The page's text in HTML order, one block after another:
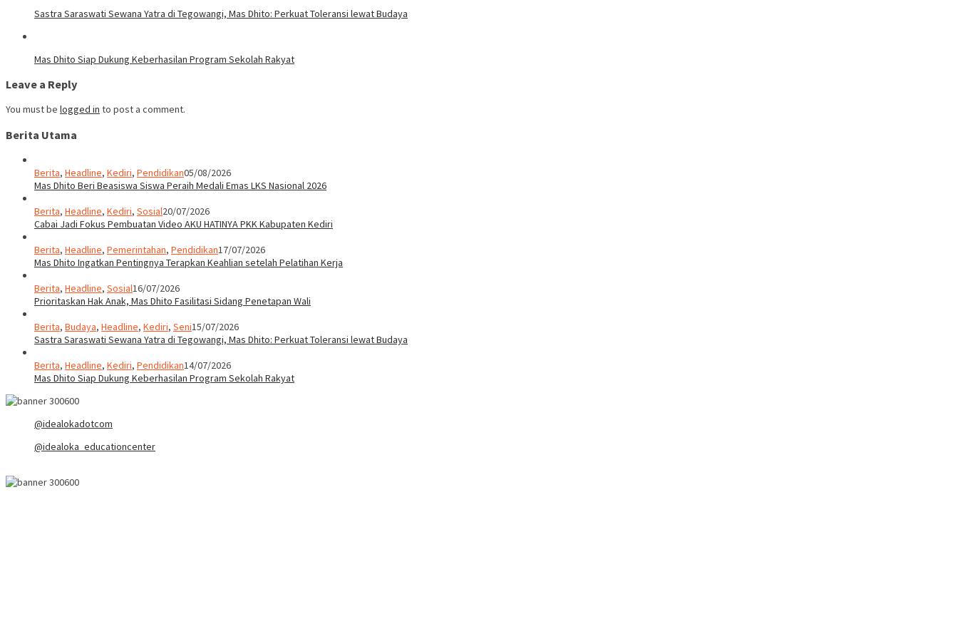
Sastra Saraswati Sewana Yatra di Tegowangi, Mas Dhito: Perkuat Toleransi lewat Budaya
Mas Dhito Siap Dukung Keberhasilan Program Sekolah Rakyat
Leave a Reply
You must be logged in to post a comment.
Berita Utama
Berita, Headline, Kediri, Pendidikan05/08/2026
Mas Dhito Beri Beasiswa Siswa Peraih Medali Emas LKS Nasional 2026
Berita, Headline, Kediri, Sosial20/07/2026
Cabai Jadi Fokus Pembuatan Video AKU HATINYA PKK Kabupaten Kediri
Berita, Headline, Pemerintahan, Pendidikan17/07/2026
Mas Dhito Ingatkan Pentingnya Terapkan Keahlian setelah Pelatihan Kerja
Berita, Headline, Sosial16/07/2026
Prioritaskan Hak Anak, Mas Dhito Fasilitasi Sidang Penetapan Wali
Berita, Budaya, Headline, Kediri, Seni15/07/2026
Sastra Saraswati Sewana Yatra di Tegowangi, Mas Dhito: Perkuat Toleransi lewat Budaya
Berita, Headline, Kediri, Pendidikan14/07/2026
Mas Dhito Siap Dukung Keberhasilan Program Sekolah Rakyat
@idealokadotcom
@idealoka_educationcenter